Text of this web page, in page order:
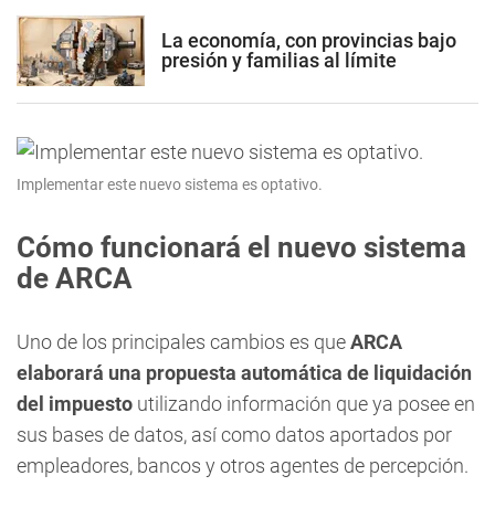
La economía, con provincias bajo
presión y familias al límite
Implementar este nuevo sistema es optativo.
Cómo funcionará el nuevo sistema
de ARCA
Uno de los principales cambios es queARCA
elaborará una propuesta automática de liquidación
del impuesto utilizando información que ya posee en
sus bases de datos, así como datos aportados por
empleadores, bancos y otros agentes de percepción.